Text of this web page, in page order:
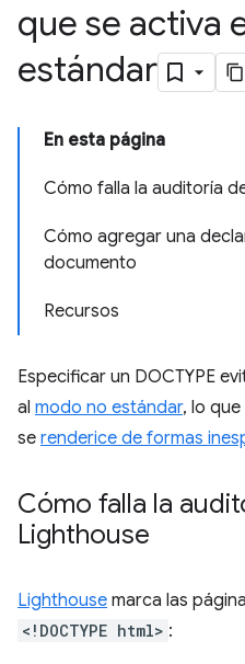
que se activa
estándar
En esta página
Cómo falla la auditoría
Cómo agregar una
documento
Recursos
Especificar un DOCTYPE
al modo no estándar, lo
se renderice de formas
Cómo falla la
Lighthouse
Lighthouse marca las
<!DOCTYPE html> :